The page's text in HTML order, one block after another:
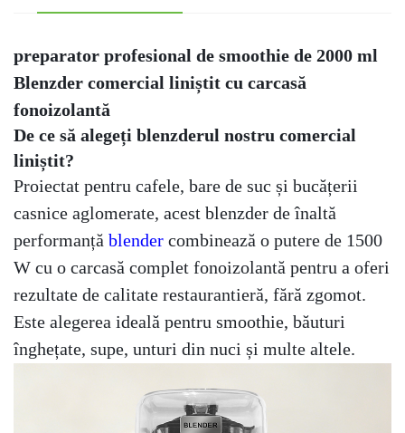
preparator profesional de smoothie de 2000 ml
Blenzder comercial liniștit cu carcasă
fonoizolantă
De ce să alegeți blenzderul nostru comercial
liniștit?
Proiectat pentru cafele, bare de suc și bucățerii
casnice aglomerate, acest blenzder de înaltă
performanță blender combinează o putere de 1500
W cu o carcasă complet fonoizolantă pentru a oferi
rezultate de calitate restaurantieră, fără zgomot.
Este alegerea ideală pentru smoothie, băuturi
înghețate, supe, unturi din nuci și multe altele.